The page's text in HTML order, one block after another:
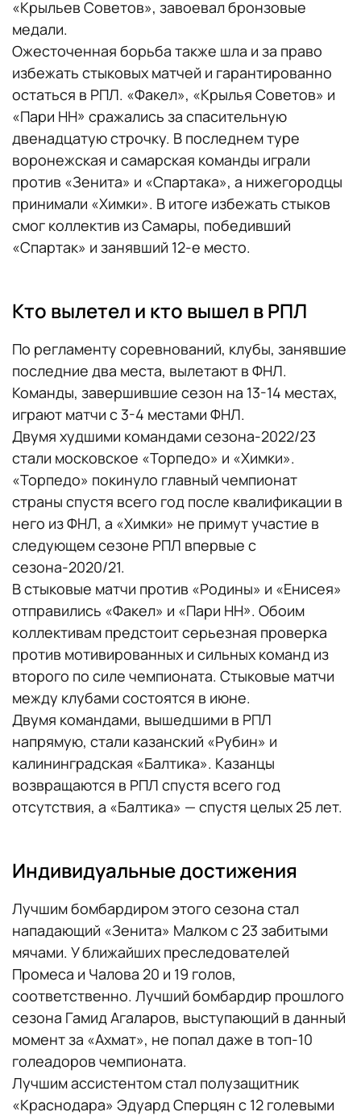
«Крыльев Советов», завоевал бронзовые
медали.
Ожесточенная борьба также шла и за право
избежать стыковых матчей и гарантированно
остаться в РПЛ. «Факел», «Крылья Советов» и
«Пари НН» сражались за спасительную
двенадцатую строчку. В последнем туре
воронежская и самарская команды играли
против «Зенита» и «Спартака», а нижегородцы
принимали «Химки». В итоге избежать стыков
смог коллектив из Самары, победивший
«Спартак» и занявший 12-е место.
Кто вылетел и кто вышел в РПЛ
По регламенту соревнований, клубы, занявшие
последние два места, вылетают в ФНЛ.
Команды, завершившие сезон на 13-14 местах,
играют матчи с 3-4 местами ФНЛ.
Двумя худшими командами сезона-2022/23
стали московское «Торпедо» и «Химки».
«Торпедо» покинуло главный чемпионат
страны спустя всего год после квалификации в
него из ФНЛ, а «Химки» не примут участие в
следующем сезоне РПЛ впервые с
сезона-2020/21.
В стыковые матчи против «Родины» и «Енисея»
отправились «Факел» и «Пари НН». Обоим
коллективам предстоит серьезная проверка
против мотивированных и сильных команд из
второго по силе чемпионата. Стыковые матчи
между клубами состоятся в июне.
Двумя командами, вышедшими в РПЛ
напрямую, стали казанский «Рубин» и
калининградская «Балтика». Казанцы
возвращаются в РПЛ спустя всего год
отсутствия, а «Балтика» — спустя целых 25 лет.
Индивидуальные достижения
Лучшим бомбардиром этого сезона стал
нападающий «Зенита» Малком с 23 забитыми
мячами. У ближайших преследователей
Промеса и Чалова 20 и 19 голов,
соответственно. Лучший бомбардир прошлого
сезона Гамид Агаларов, выступающий в данный
момент за «Ахмат», не попал даже в топ-10
голеадоров чемпионата.
Лучшим ассистентом стал полузащитник
«Краснодара» Эдуард Сперцян с 12 голевыми